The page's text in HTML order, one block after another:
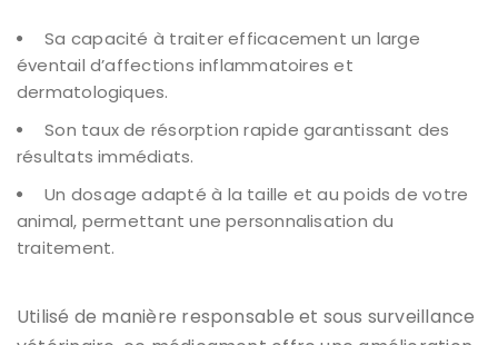
Sa capacité à traiter efficacement un large
éventail d’affections inflammatoires et
dermatologiques.
Son taux de résorption rapide garantissant des
résultats immédiats.
Un dosage adapté à la taille et au poids de votre
animal, permettant une personnalisation du
traitement.
Utilisé de manière responsable et sous surveillance